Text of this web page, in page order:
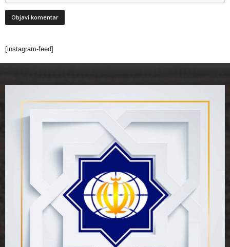
[instagram-feed]